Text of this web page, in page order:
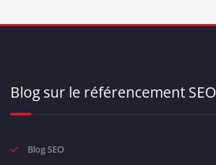
Blog sur le référencement SEO
Blog SEO